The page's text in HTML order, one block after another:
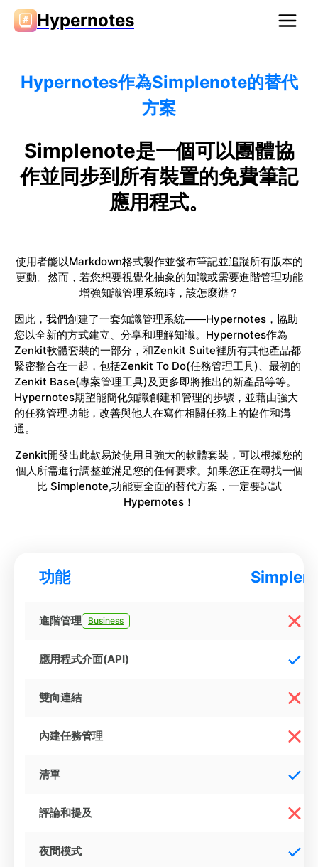
Hypernotes
Hypernotes作為Simplenote的替代
方案
Simplenote是一個可以團體協
作並同步到所有裝置的免費筆記
應用程式。
使用者能以Markdown格式製作並發布筆記並追蹤所有版本的
更動。然而，若您想要視覺化抽象的知識或需要進階管理功能
增強知識管理系統時，該怎麼辦？
因此，我們創建了一套知識管理系統——Hypernotes，協助
您以全新的方式建立、分享和理解知識。Hypernotes作為
Zenkit軟體套裝的一部分，和Zenkit Suite裡所有其他產品都
緊密整合在一起，包括Zenkit To Do(任務管理工具)、最初的
Zenkit Base(專案管理工具)及更多即將推出的新產品等等。
Hypernotes期望能簡化知識創建和管理的步驟，並藉由強大
的任務管理功能，改善與他人在寫作相關任務上的協作和溝
通。
Zenkit開發出此款易於使用且強大的軟體套裝，可以根據您的
個人所需進行調整並滿足您的任何要求。如果您正在尋找一個
比 Simplenote,功能更全面的替代方案，一定要試試
Hypernotes！
功能
進階管理 Business
應用程式介面(API)
雙向連結
內建任務管理
清單
評論和提及
夜間模式